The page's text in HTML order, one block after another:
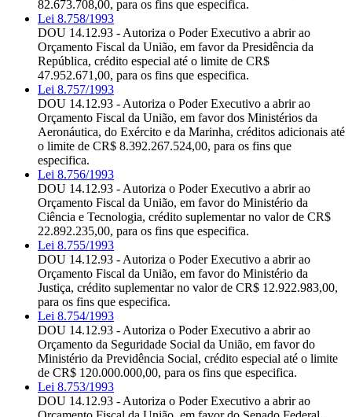
82.673.708,00, para os fins que especifica.
Lei 8.758/1993
DOU 14.12.93 - Autoriza o Poder Executivo a abrir ao
Orçamento Fiscal da União, em favor da Presidência da
República, crédito especial até o limite de CR$
47.952.671,00, para os fins que especifica.
Lei 8.757/1993
DOU 14.12.93 - Autoriza o Poder Executivo a abrir ao
Orçamento Fiscal da União, em favor dos Ministérios da
Aeronáutica, do Exército e da Marinha, créditos adicionais até
o limite de CR$ 8.392.267.524,00, para os fins que
especifica.
Lei 8.756/1993
DOU 14.12.93 - Autoriza o Poder Executivo a abrir ao
Orçamento Fiscal da União, em favor do Ministério da
Ciência e Tecnologia, crédito suplementar no valor de CR$
22.892.235,00, para os fins que especifica.
Lei 8.755/1993
DOU 14.12.93 - Autoriza o Poder Executivo a abrir ao
Orçamento Fiscal da União, em favor do Ministério da
Justiça, crédito suplementar no valor de CR$ 12.922.983,00,
para os fins que especifica.
Lei 8.754/1993
DOU 14.12.93 - Autoriza o Poder Executivo a abrir ao
Orçamento da Seguridade Social da União, em favor do
Ministério da Previdência Social, crédito especial até o limite
de CR$ 120.000.000,00, para os fins que especifica.
Lei 8.753/1993
DOU 14.12.93 - Autoriza o Poder Executivo a abrir ao